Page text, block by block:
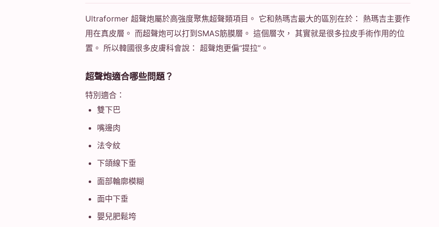
Ultraformer 超聲炮屬於高強度聚焦超聲類項目。 它和熱瑪吉最大的區別在於： 熱瑪吉主要作
用在真皮層。 而超聲炮可以打到SMAS筋膜層。 這個層次， 其實就是很多拉皮手術作用的位
置。 所以韓國很多皮膚科會說： 超聲炮更偏“提拉”。
超聲炮適合哪些問題？
特別適合：
雙下巴
嘴邊肉
法令紋
下頜線下垂
面部輪廓模糊
面中下垂
嬰兒肥鬆垮